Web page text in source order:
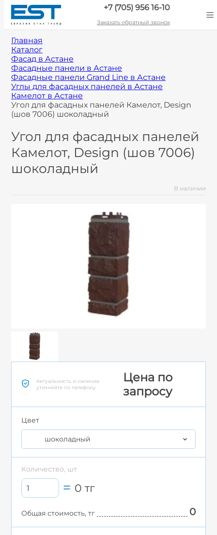
+7 (705) 956 16-10
Заказать обратный звонок
Главная
Каталог
Фасад в Астане
Фасадные панели в Астане
Фасадные панели Grand Line в Астане
Углы для фасадных панелей в Астане
Камелот в Астане
Угол для фасадных панелей Камелот, Design
(шов 7006) шоколадный
Угол для фасадных панелей
Камелот, Design (шов 7006)
шоколадный
В наличии
Актуальность и наличие
уточняйте по телефону
Цена по
запросу
Цвет
шоколадный
Количество, шт
0тг
Общая стоимость, тг 0